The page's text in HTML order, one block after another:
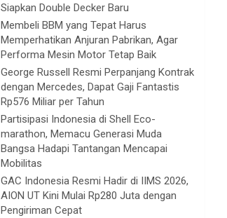
Siapkan Double Decker Baru
Membeli BBM yang Tepat Harus
Memperhatikan Anjuran Pabrikan, Agar
Performa Mesin Motor Tetap Baik
George Russell Resmi Perpanjang Kontrak
dengan Mercedes, Dapat Gaji Fantastis
Rp576 Miliar per Tahun
Partisipasi Indonesia di Shell Eco-
marathon, Memacu Generasi Muda
Bangsa Hadapi Tantangan Mencapai
Mobilitas
GAC Indonesia Resmi Hadir di IIMS 2026,
AION UT Kini Mulai Rp280 Juta dengan
Pengiriman Cepat